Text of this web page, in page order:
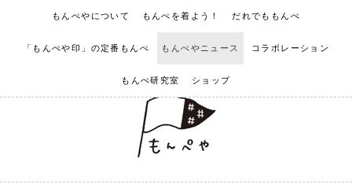
もんぺやについて もんぺを着よう！ だれでももんぺ
「もんぺや印」の定番もんぺ もんぺやニュース コラボレーション
もんぺ研究室 ショップ